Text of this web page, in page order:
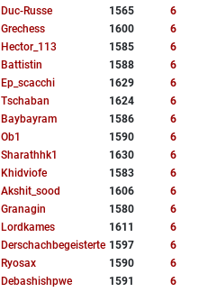
Duc-Russe 1565 6
Grechess 1600 6
Hector_113 1585 6
Battistin 1588 6
Ep_scacchi 1629 6
Tschaban 1624 6
Baybayram 1586 6
Ob1 1590 6
Sharathhk1 1630 6
Khidviofe 1583 6
Akshit_sood 1606 6
Granagin 1580 6
Lordkames 1611 6
Derschachbegeisterte 1597 6
Ryosax 1590 6
Debashishpwe 1591 6